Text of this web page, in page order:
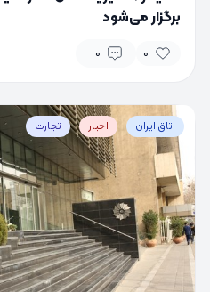
برگزار می‌شود
0
0
اتاق ایران اخبار تجارت